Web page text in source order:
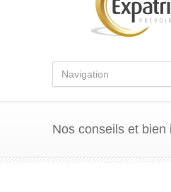
Nos conseils et bien